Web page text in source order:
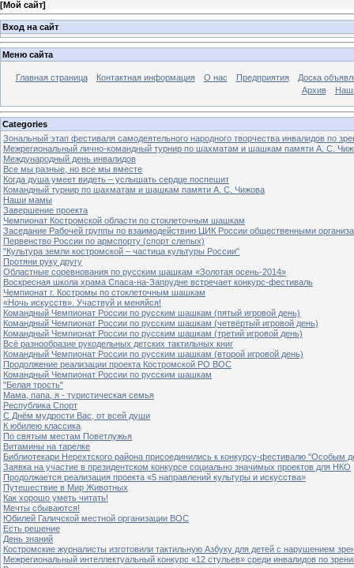
[Мой сайт]
Вход на сайт
Меню сайта
Главная страница Контактная информация О нас Предприятия
Доска
Архив
Categories
Зональный этап фестиваля самодеятельного народного творчества инвалидов по
Межрегиональный лично-командный турнир по шахматам и шашкам памяти А. С.
Международный день инвалидов
Все мы разные, но все мы вместе
Когда душа умеет видеть – услышать сердце поспешит
Командный турнир по шахматам и шашкам памяти А. С. Чижова
Наши мамы
Завершение проекта
Чемпионат Костромской области по стоклеточным шашкам
Заседание Рабочей группы по взаимодействию ЦИК России общественными
Первенство России по армспорту (спорт слепых)
"Культура земли костромской – частица культуры России"
Протяни руку другу
Областные соревнования по русским шашкам «Золотая осень-2014»
Воскресная школа храма Спаса-на-Запрудне встречает конкурс-фестиваль
Чемпионат г. Костромы по стоклеточным шашкам
«Ночь искусств». Участвуй и меняйся!
Командный Чемпионат России по русским шашкам (пятый игровой день)
Командный Чемпионат России по русским шашкам (четвёртый игровой день)
Командный Чемпионат России по русским шашкам (третий игровой день)
Всё разнообразие рукодельных детских тактильных книг
Командный Чемпионат России по русским шашкам (второй игровой день)
Продолжение реализации проекта Костромской РО ВОС
Командный Чемпионат России по русским шашкам
"Белая трость"
Мама, папа, я - туристическая семья
Республика Спорт
С Днём мудрости Вас, от всей души
К юбилею классика
По святым местам Поветлужья
Витамины на тарелке
Библиотекари Нерехтского района присоединились к конкурсу-фестивалю "Особым
Заявка на участие в президентском конкурсе социально значимых проектов для НКО
Продолжается реализация проекта «5 направлений культуры и искусства»
Путешествие в Мир Животных
Как хорошо уметь читать!
Мечты сбываются!
Юбилей Галичской местной организации ВОС
Есть решение
День знаний
Костромские журналисты изготовили тактильную Азбуку для детей с нарушением
Межрегиональный интеллектуальный конкурс «12 стульев» среди инвалидов по